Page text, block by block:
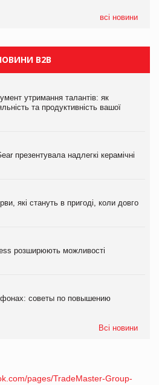
всі новини
хлібобулочні вироби на
B2B
утримання талантів: як
та продуктивність вашої
презентувала надлегкі керамічні
які стануть в пригоді, коли довго
розширюють можливості
советы по повышению
Всі новини